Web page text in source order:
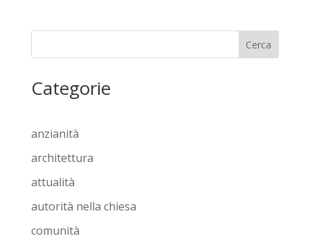
Cerca
Categorie
anzianità
architettura
attualità
autorità nella chiesa
comunità